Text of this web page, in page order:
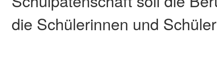
die Schülerinnen und